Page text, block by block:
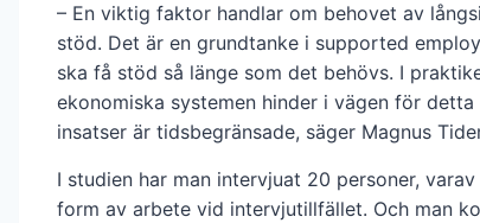
– En viktig faktor handlar om behovet av
stöd. Det är en grundtanke i supported
ska få stöd så länge som det behövs. I
ekonomiska systemen hinder i vägen för
insatser är tidsbegränsade, säger Magnus
I studien har man intervjuat 20 personer,
form av arbete vid intervjutillfället. Och man